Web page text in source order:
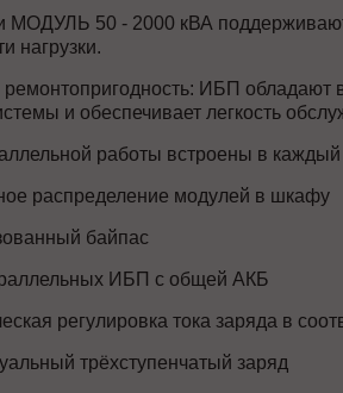
50 - 2000 кВА поддерживают
нагрузки.
ремонтопригодность: ИБП
и обеспечивает легкость
работы встроены в
распределение модулей в шкафу
байпас
ИБП с общей АКБ
регулировка тока заряда в
трёхступенчатый заряд